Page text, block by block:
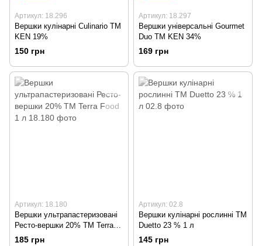
Артикул: 18.296
Вершки кулінарні Culinario TM
KEN 19%
150 грн
Артикул: 18.297
Вершки універсальні Gourmet
Duo TM KEN 34%
169 грн
Артикул: 18.180
Вершки ультрапастеризовані
Ресто-вершки 20% TM Terra
Food 1 л
185 грн
Артикул: 02.8
Вершки кулінарні рослинні TM
Duetto 23 % 1 л
145 грн